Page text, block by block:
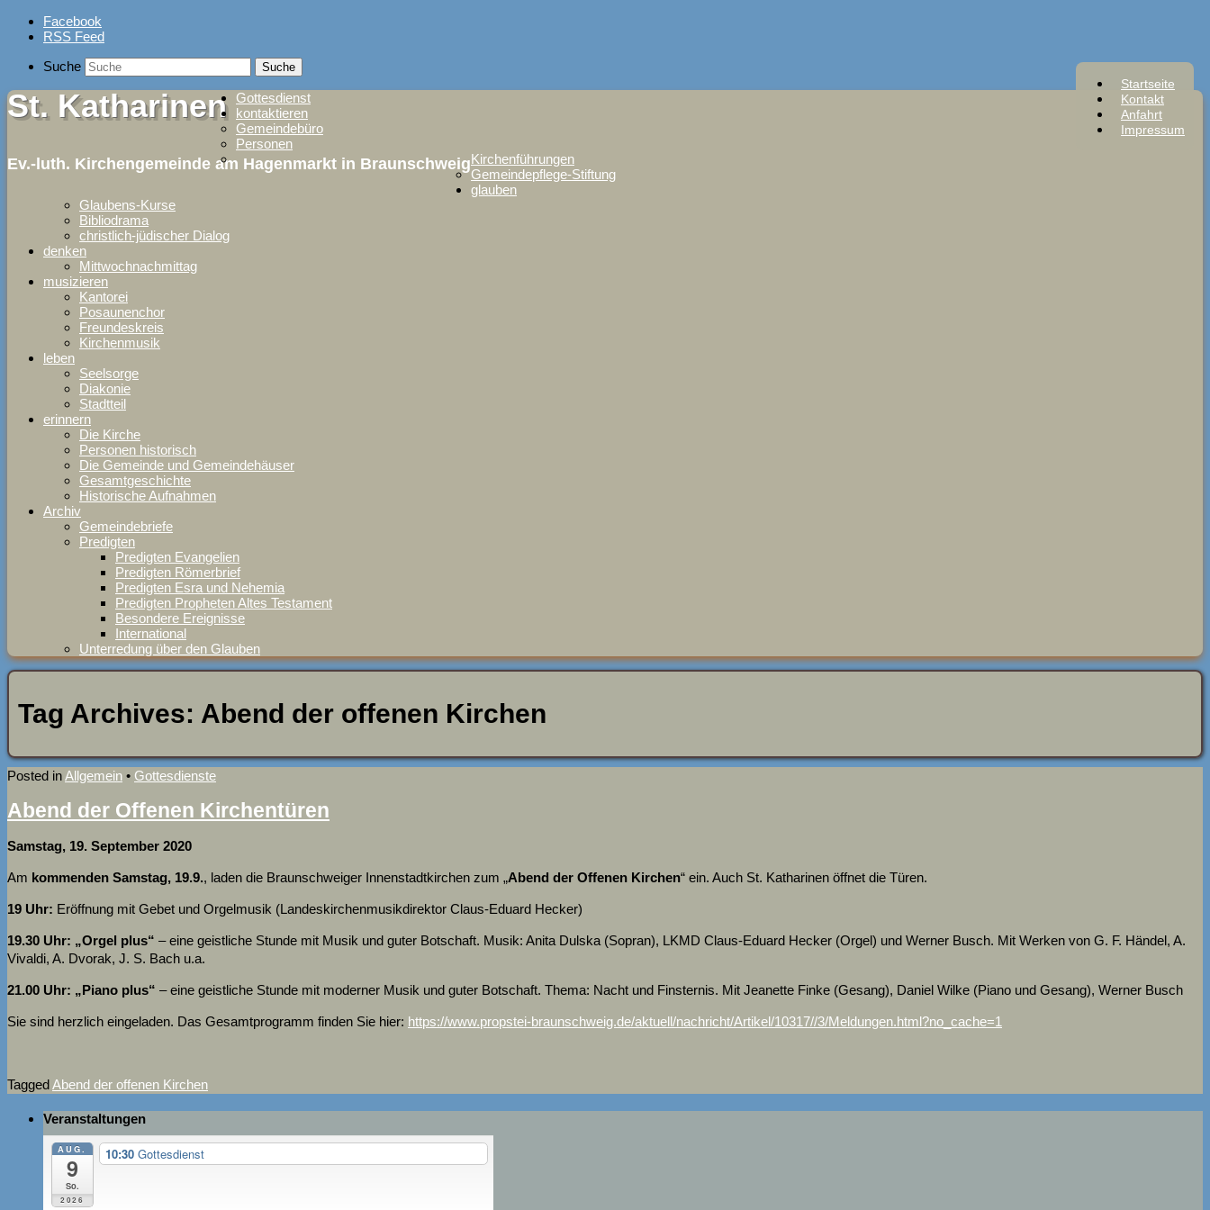
Skip
Facebook
RSS Feed
Startseite
Kontakt
Anfahrt
Impressum
Suche
St. Katharinen
Ev.-luth. Kirchengemeinde am Hagenmarkt in Braunschweig
Gottesdienst
kontaktieren
Gemeindebüro
Personen
Kirchenführungen
Gemeindepflege-Stiftung
glauben
Glaubens-Kurse
Bibliodrama
christlich-jüdischer Dialog
denken
Mittwochnachmittag
musizieren
Kantorei
Posaunenchor
Freundeskreis
Kirchenmusik
leben
Seelsorge
Diakonie
Stadtteil
erinnern
Die Kirche
Personen historisch
Die Gemeinde und Gemeindehäuser
Gesamtgeschichte
Historische Aufnahmen
Archiv
Gemeindebriefe
Predigten
Predigten Evangelien
Predigten Römerbrief
Predigten Esra und Nehemia
Predigten Propheten Altes Testament
Besondere Ereignisse
International
Unterredung über den Glauben
Tag Archives: Abend der offenen Kirchen
Posted inAllgemein • Gottesdienste
Abend der Offenen Kirchentüren
Samstag, 19. September 2020
Am kommenden Samstag, 19.9., laden die Braunschweiger Innenstadtkirchen zum „Abend der Offenen Kirchen“ ein. Auch St. Katharinen öffnet die Türen.
19 Uhr: Eröffnung mit Gebet und Orgelmusik (Landeskirchenmusikdirektor Claus-Eduard Hecker)
19.30 Uhr: „Orgel plus“ – eine geistliche Stunde mit Musik und guter Botschaft. Musik: Anita Dulska (Sopran), LKMD Claus-Eduard Hecker (Orgel) und Werner Busch. Mit Werken von G. F. Händel, A.
Vivaldi, A. Dvorak, J. S. Bach u.a.
21.00 Uhr: „Piano plus“ – eine geistliche Stunde mit moderner Musik und guter Botschaft. Thema: Nacht und Finsternis. Mit Jeanette Finke (Gesang), Daniel Wilke (Piano und Gesang), Werner Busch
Sie sind herzlich eingeladen. Das Gesamtprogramm finden Sie hier: https://www.propstei-braunschweig.de/aktuell/nachricht/Artikel/10317//3/Meldungen.html?no_cache=1
TaggedAbend der offenen Kirchen
Veranstaltungen
AUG.
9
So.
2026
10:30 Gottesdienst